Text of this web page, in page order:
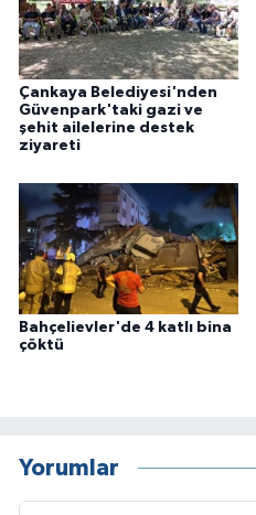
Çankaya Belediyesi'nden
Güvenpark'taki gazi ve
şehit ailelerine destek
ziyareti
Bahçelievler'de 4 katlı bina
çöktü
Yorumlar